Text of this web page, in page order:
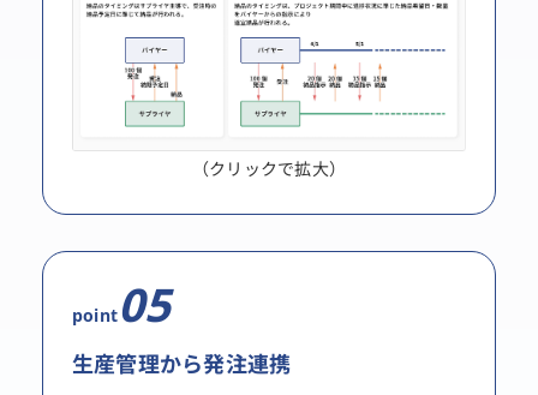
（クリックで拡大）
point05
生産管理から発注連携